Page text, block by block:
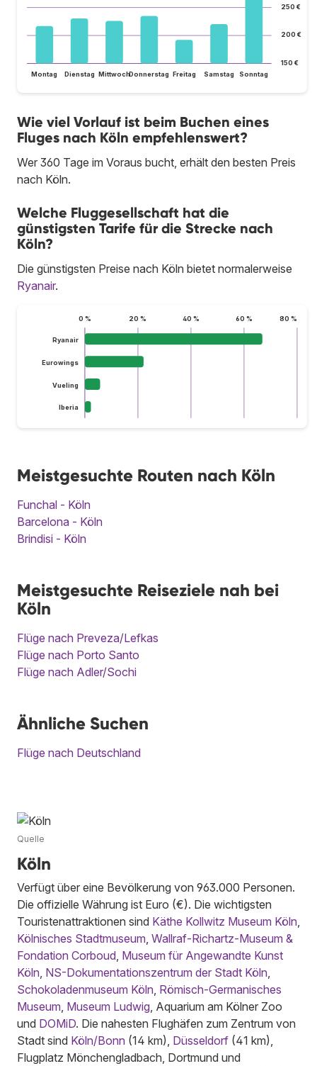
150 €
200 €
250 €
Montag Dienstag MittwochDonnerstag Freitag Samstag Sonntag
Wie viel Vorlauf ist beim Buchen eines
Fluges nach Köln empfehlenswert?
Wer 360 Tage im Voraus bucht, erhält den besten Preis
nach Köln.
Welche Fluggesellschaft hat die
günstigsten Tarife für die Strecke nach
Köln?
Die günstigsten Preise nach Köln bietet normalerweise
Ryanair.
0 % 20 % 40 % 60 % 80 %
Ryanair
Eurowings
Vueling
Iberia
Meistgesuchte Routen nach Köln
Funchal - Köln
Barcelona - Köln
Brindisi - Köln
Meistgesuchte Reiseziele nah bei
Köln
Flüge nach Preveza/Lefkas
Flüge nach Porto Santo
Flüge nach Adler/Sochi
Ähnliche Suchen
Flüge nach Deutschland
Quelle
Köln
Verfügt über eine Bevölkerung von 963.000 Personen.
Die offizielle Währung ist Euro (€). Die wichtigsten
Touristenattraktionen sind Käthe Kollwitz Museum Köln
Kölnisches Stadtmuseum Wallraf-Richartz-Museum &
Fondation Corboud Museum für Angewandte Kunst
Köln NS-Dokumentationszentrum der Stadt Köln
Schokoladenmuseum Köln Römisch-Germanisches
Museum Museum Ludwig , Aquarium am Kölner Zoo
und DOMiD. Die nahesten Flughäfen zum Zentrum von
Stadt sind Köln/Bonn (14 km), Düsseldorf (41 km),
Flugplatz Mönchengladbach, Dortmund und